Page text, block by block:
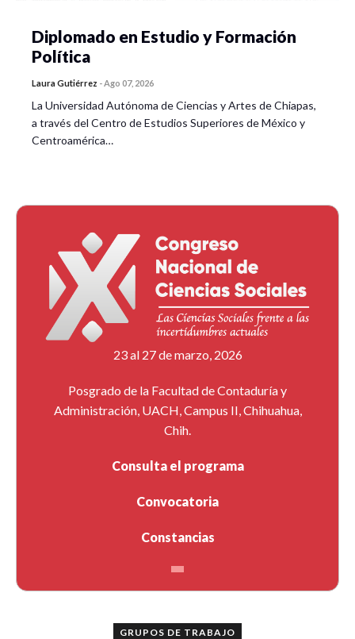
Diplomado en Estudio y Formación
Política
Laura Gutiérrez -Ago 07, 2026
La Universidad Autónoma de Ciencias y Artes de Chiapas,
a través del Centro de Estudios Superiores de México y
Centroamérica…
23 al 27 de marzo, 2026
Posgrado de la Facultad de Contaduría y
Administración, UACH, Campus II, Chihuahua,
Chih.
Consulta el programa
Convocatoria
Constancias
GRUPOS DE TRABAJO